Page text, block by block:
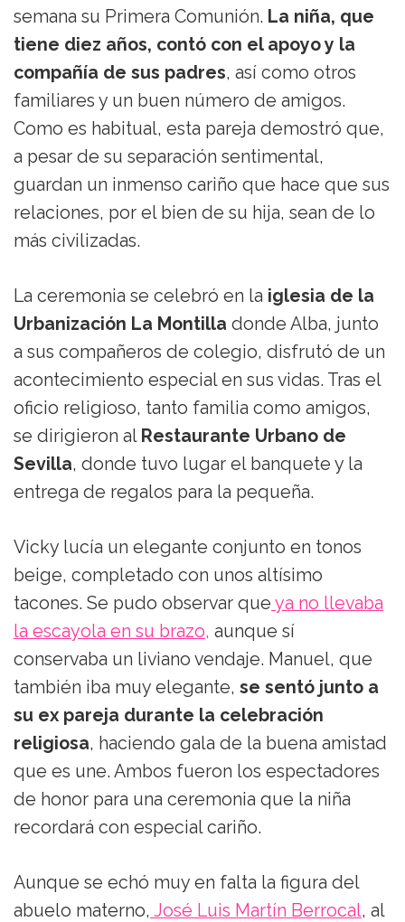
semana su Primera Comunión. La niña, que
tiene diez años, contó con el apoyo y la
compañía de sus padres, así como otros
familiares y un buen número de amigos.
Como es habitual, esta pareja demostró que,
a pesar de su separación sentimental,
guardan un inmenso cariño que hace que sus
relaciones, por el bien de su hija, sean de lo
más civilizadas.
La ceremonia se celebró en la iglesia de la
Urbanización La Montilla donde Alba, junto
a sus compañeros de colegio, disfrutó de un
acontecimiento especial en sus vidas. Tras el
oficio religioso, tanto familia como amigos,
se dirigieron al Restaurante Urbano de
Sevilla, donde tuvo lugar el banquete y la
entrega de regalos para la pequeña.
Vicky lucía un elegante conjunto en tonos
beige, completado con unos altísimo
tacones. Se pudo observar que ya no llevaba
la escayola en su brazo, aunque sí
conservaba un liviano vendaje. Manuel, que
también iba muy elegante, se sentó junto a
su ex pareja durante la celebración
religiosa, haciendo gala de la buena amistad
que es une. Ambos fueron los espectadores
de honor para una ceremonia que la niña
recordará con especial cariño.
Aunque se echó muy en falta la figura del
abuelo materno, José Luis Martín Berrocal, al